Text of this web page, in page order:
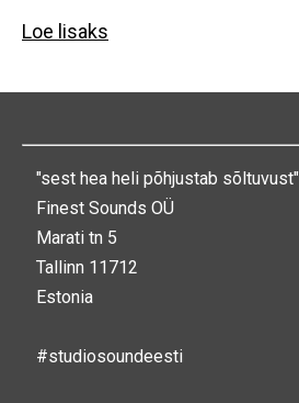
Loe lisaks
"sest hea heli põhjustab sõltuvust"
Finest Sounds OÜ
Marati tn 5
Tallinn 11712
Estonia
#studiosoundeesti